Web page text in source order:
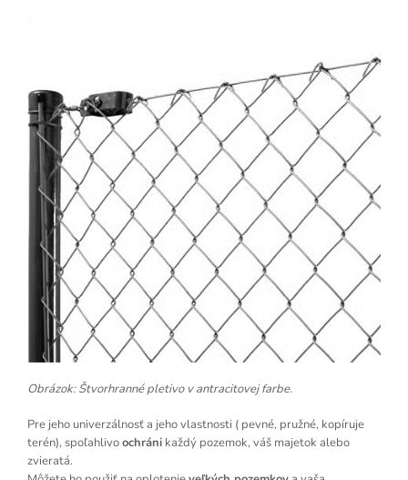
Obrázok: Štvorhranné pletivo v antracitovej farbe.
Pre jeho univerzálnosť a jeho vlastnosti ( pevné, pružné, kopíruje
terén), spoľahlivoochráni každý pozemok, váš majetok alebo
zvieratá.